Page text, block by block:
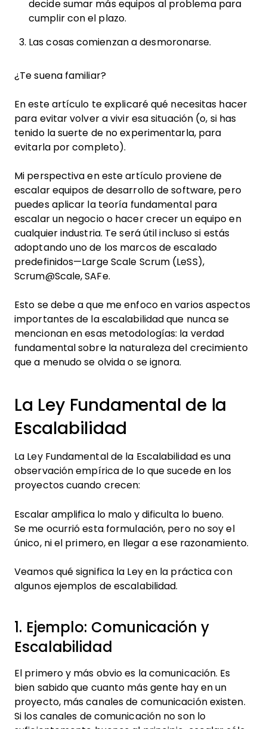
decide sumar más equipos al problema para
cumplir con el plazo.
Las cosas comienzan a desmoronarse.
¿Te suena familiar?
En este artículo te explicaré qué necesitas hacer
para evitar volver a vivir esa situación (o, si has
tenido la suerte de no experimentarla, para
evitarla por completo).
Mi perspectiva en este artículo proviene de
escalar equipos de desarrollo de software, pero
puedes aplicar la teoría fundamental para
escalar un negocio o hacer crecer un equipo en
cualquier industria. Te será útil incluso si estás
adoptando uno de los marcos de escalado
predefinidos—Large Scale Scrum (LeSS),
Scrum@Scale, SAFe.
Esto se debe a que me enfoco en varios aspectos
importantes de la escalabilidad que nunca se
mencionan en esas metodologías: la verdad
fundamental sobre la naturaleza del crecimiento
que a menudo se olvida o se ignora.
La Ley Fundamental de la
Escalabilidad
La Ley Fundamental de la Escalabilidad es una
observación empírica de lo que sucede en los
proyectos cuando crecen:
Escalar amplifica lo malo y dificulta lo bueno.
Se me ocurrió esta formulación, pero no soy el
único, ni el primero, en llegar a ese razonamiento.
Veamos qué significa la Ley en la práctica con
algunos ejemplos de escalabilidad.
1. Ejemplo: Comunicación y
Escalabilidad
El primero y más obvio es la comunicación. Es
bien sabido que cuanto más gente hay en un
proyecto, más canales de comunicación existen.
Si los canales de comunicación no son lo